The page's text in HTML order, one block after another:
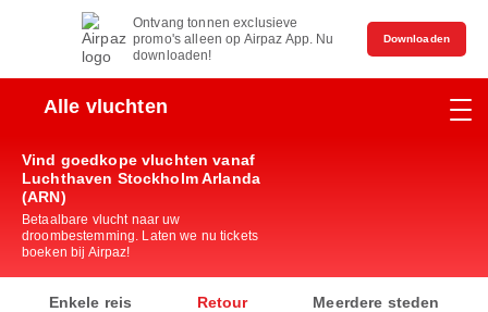
Ontvang tonnen exclusieve
promo's alleen op Airpaz App. Nu
downloaden!
Downloaden
Alle vluchten
Vind goedkope vluchten vanaf
Luchthaven Stockholm Arlanda
(ARN)
Betaalbare vlucht naar uw
droombestemming. Laten we nu tickets
boeken bij Airpaz!
Enkele reis Retour Meerdere steden